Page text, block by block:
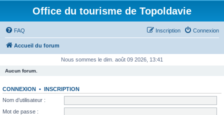
Office du tourisme de Topoldavie
FAQ Connexion
Inscription
Accueil du forum
Nous sommes le dim. août 09 2026, 13:41
Aucun forum.
CONNEXION • INSCRIPTION
Nom d’utilisateur :
Mot de passe :